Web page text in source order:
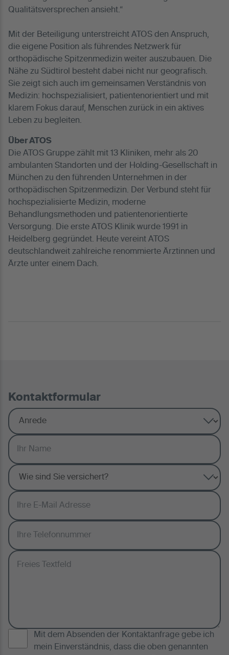
Qualitätsversprechen ansieht.“
Mit der Beteiligung unterstreicht ATOS den Anspruch,
die eigene Position als führendes Netzwerk für
orthopädische Spitzenmedizin weiter auszubauen. Die
Nähe zu Südtirol besteht dabei nicht nur geografisch.
Sie zeigt sich auch im gemeinsamen Verständnis von
Medizin: hochspezialisiert, patientenorientiert und mit
klarem Fokus darauf, Menschen zurück in ein aktives
Leben zu begleiten.
Über ATOS
Die ATOS Gruppe zählt mit 13 Kliniken, mehr als 20
ambulanten Standorten und der Holding-Gesellschaft in
München zu den führenden Unternehmen in der
orthopädischen Spitzenmedizin. Der Verbund steht für
hochspezialisierte Medizin, moderne
Behandlungsmethoden und patientenorientierte
Versorgung. Die erste ATOS Klinik wurde 1991 in
Heidelberg gegründet. Heute vereint ATOS
deutschlandweit zahlreiche renommierte Ärztinnen und
Ärzte unter einem Dach.
Kontaktformular
Mit dem Absenden der Kontaktanfrage gebe ich
mein Einverständnis, dass die oben genannten